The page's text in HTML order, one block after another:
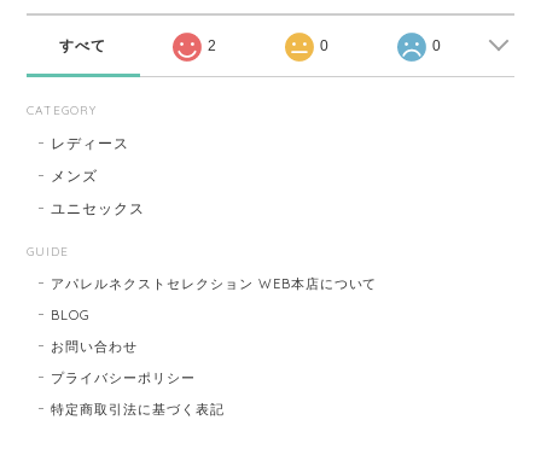
すべて 2 0 0
CATEGORY
レディース
メンズ
ユニセックス
GUIDE
アパレルネクストセレクション WEB本店について
BLOG
お問い合わせ
プライバシーポリシー
特定商取引法に基づく表記